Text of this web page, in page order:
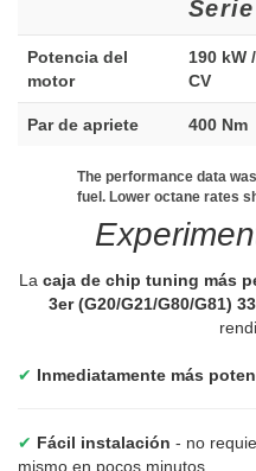
Serie
Potencia del
motor
190 kW
CV
Par de apriete 400 Nm
The performance data
fuel. Lower octane rates
La caja de chip tuning más
3er (G20/G21/G80/G81)
✔ Inmediatamente más
✔ Fácil instalación - no
mismo en pocos minutos